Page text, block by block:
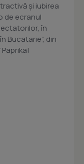
și iubirea
de ecranul
în
Bucatarie”, din